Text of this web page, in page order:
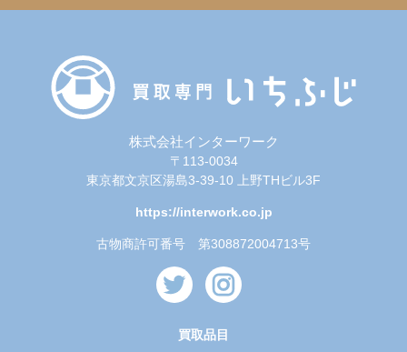
株式会社インターワーク
〒113-0034
東京都文京区湯島3-39-10 上野THビル3F
https://interwork.co.jp
古物商許可番号 第308872004713号
買取品目